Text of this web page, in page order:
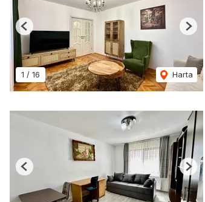
1 / 16 Harta
Previous Next
Previous Next